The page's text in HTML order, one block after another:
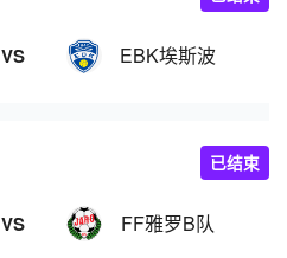
VS EBK埃斯波
VS FF雅罗B队
已结束